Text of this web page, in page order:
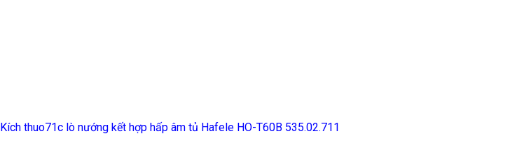
Kích thuo71c lò nướng kết hợp hấp âm tủ Hafele HO-T60B 535.02.711